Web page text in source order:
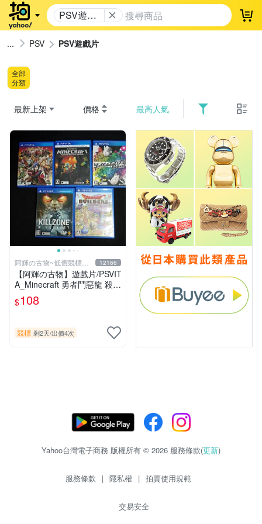
PSV遊戲
片
登
PSV PSV遊戲片
全部
分類
最新上架 價格 最高人氣
阿輝の古物~低價競標五
六日結標
12166
【阿輝の古物】遊戲片/PSVIT
A_Minecraft 勇者鬥惡龍 殺戮
地帶 英雄傳說 槍彈辯駁 一批
合售_刮痕污漬_1元起標無底
$108
競標 剩2天/出價4次
Yahoo台灣電子商務 版權所有 © 2026 服務條款(更新)
服務條款 | 隱私權 | 拍賣使用規範
交易安全